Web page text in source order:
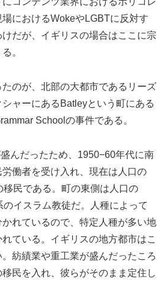
におけるWokeやLGBTに反対す
だが、イギリスの場合はここに宗
。
のが、北部の大都市であるリーズ
ャーにあるBatleyという町にある
Schoolの事件である。
んだったため、1950−60年代に南
働者を受け入れ、現在は人口の
移民である。町の東側は人口の
イスラム教徒だ。人種によって
れているので、特定人種が多い地
ている。イギリスの地方都市はこ
紡績業や重工業が盛んだったころ
民を入れ、彼らがそのまま定住し